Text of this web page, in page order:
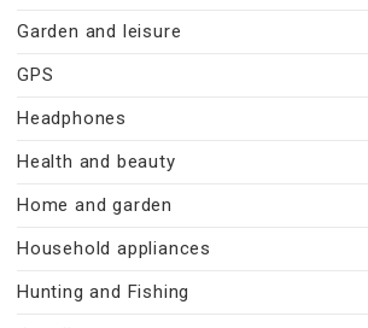
Garden and leisure
GPS
Headphones
Health and beauty
Home and garden
Household appliances
Hunting and Fishing